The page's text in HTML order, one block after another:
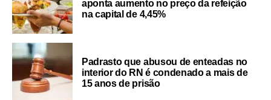
aponta aumento no preço da refeição
na capital de 4,45%
Padrasto que abusou de enteadas no
interior do RN é condenado a mais de
15 anos de prisão